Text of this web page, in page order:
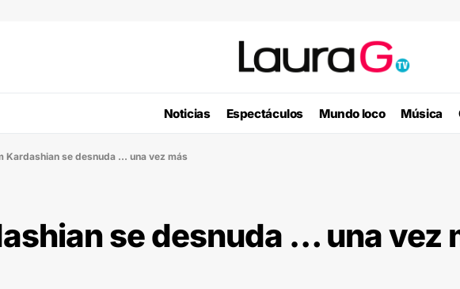
Noticias Espectáculos Mundo loco Música
Kardashian se desnuda … una vez más
se desnuda … una vez